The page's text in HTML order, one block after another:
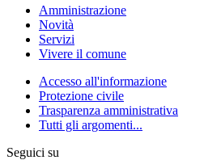
Amministrazione
Novità
Servizi
Vivere il comune
Accesso all'informazione
Protezione civile
Trasparenza amministrativa
Tutti gli argomenti...
Seguici su